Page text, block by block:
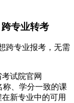
专业转考
跨专业报考，无需
试院官网
称、学分一致的课
新专业中的可用